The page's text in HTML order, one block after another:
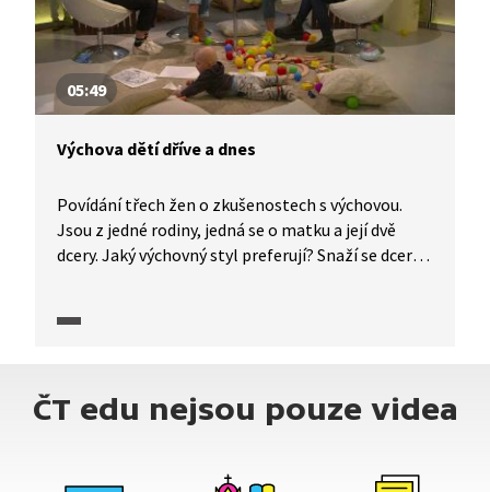
za peníze koupit nelze. To je základem moderního
státu a zároveň jádrem problému korupce.
05:49
Výchova dětí dříve a dnes
Povídání třech žen o zkušenostech s výchovou.
Jsou z jedné rodiny, jedná se o matku a její dvě
dcery. Jaký výchovný styl preferují? Snaží se dcery
dětí v porovnání se svým?
ČT edu nejsou pouze videa